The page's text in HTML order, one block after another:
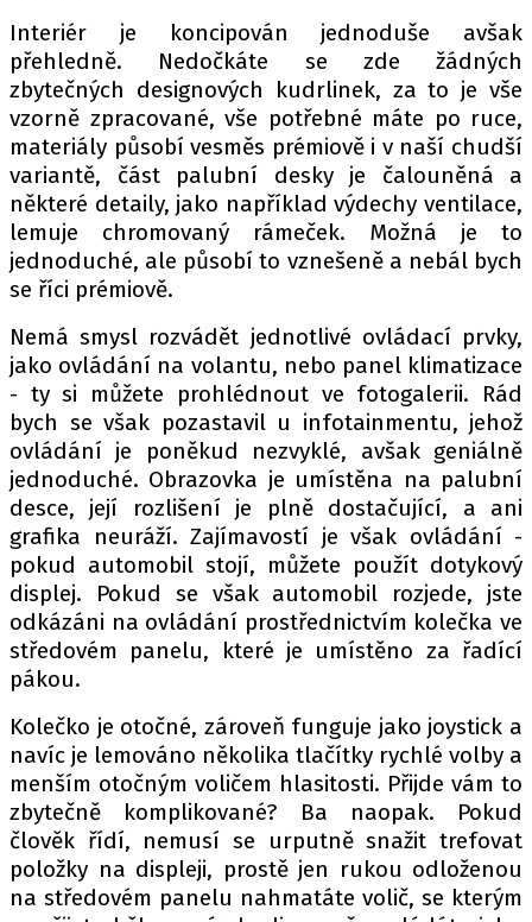
Interiér je koncipován jednoduše avšak
přehledně. Nedočkáte se zde žádných
zbytečných designových kudrlinek, za to je vše
vzorně zpracované, vše potřebné máte po ruce,
materiály působí vesměs prémiově i v naší chudší
variantě, část palubní desky je čalouněná a
některé detaily, jako například výdechy ventilace,
lemuje chromovaný rámeček. Možná je to
jednoduché, ale působí to vznešeně a nebál bych
se říci prémiově.
Nemá smysl rozvádět jednotlivé ovládací prvky,
jako ovládání na volantu, nebo panel klimatizace
- ty si můžete prohlédnout ve fotogalerii. Rád
bych se však pozastavil u infotainmentu, jehož
ovládání je poněkud nezvyklé, avšak geniálně
jednoduché. Obrazovka je umístěna na palubní
desce, její rozlišení je plně dostačující, a ani
grafika neuráží. Zajímavostí je však ovládání -
pokud automobil stojí, můžete použít dotykový
displej. Pokud se však automobil rozjede, jste
odkázáni na ovládání prostřednictvím kolečka ve
středovém panelu, které je umístěno za řadící
pákou.
Kolečko je otočné, zároveň funguje jako joystick a
navíc je lemováno několika tlačítky rychlé volby a
menším otočným voličem hlasitosti. Přijde vám to
zbytečně komplikované? Ba naopak. Pokud
člověk řídí, nemusí se urputně snažit trefovat
položky na displeji, prostě jen rukou odloženou
na středovém panelu nahmatáte volič, se kterým